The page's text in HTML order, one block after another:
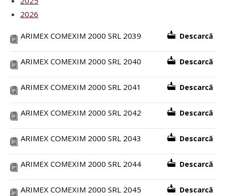
2026
ARIMEX COMEXIM 2000 SRL 2039 Descarcă
ARIMEX COMEXIM 2000 SRL 2040 Descarcă
ARIMEX COMEXIM 2000 SRL 2041 Descarcă
ARIMEX COMEXIM 2000 SRL 2042 Descarcă
ARIMEX COMEXIM 2000 SRL 2043 Descarcă
ARIMEX COMEXIM 2000 SRL 2044 Descarcă
ARIMEX COMEXIM 2000 SRL 2045 Descarcă